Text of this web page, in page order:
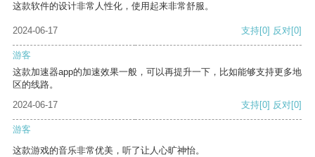
这款软件的设计非常人性化，使用起来非常舒服。
2024-06-17 支持[0] 反对[0]
游客
这款加速器app的加速效果一般，可以再提升一下，比如能够支持更多地
区的线路。
2024-06-17
支持[0] 反对[0]
游客
这款游戏的音乐非常优美，听了让人心旷神怡。